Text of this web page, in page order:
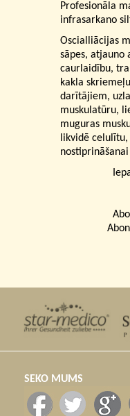
Profesionāla
infrasarkano
Oscialliācijas
sāpes, atjauno
caurlaidību,
kakla
darītājiem,
muskulatūru,
muguras
likvidē
SEKO MUMS